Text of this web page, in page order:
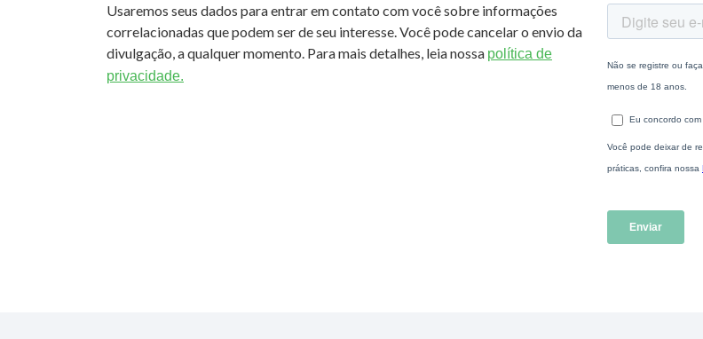
Usaremos seus dados para entrar em contato com você sobre informações
correlacionadas que podem ser de seu interesse. Você pode cancelar o envio da
divulgação, a qualquer momento. Para mais detalhes, leia nossa política de
privacidade.